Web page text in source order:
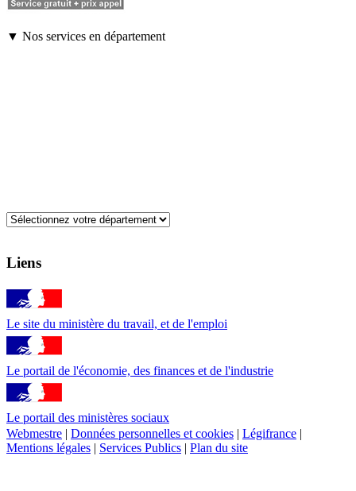
▼ Nos services en département
Liens
Le site du ministère du travail, et de l'emploi
Le portail de l'économie, des finances et de l'industrie
Le portail des ministères sociaux
Webmestre | Données personnelles et cookies | Légifrance |
Mentions légales | Services Publics | Plan du site